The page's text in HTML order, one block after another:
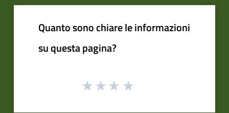
Quanto sono chiare le informazioni
su questa pagina?